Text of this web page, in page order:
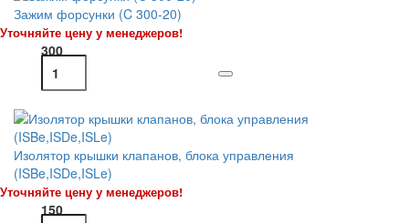
Зажим форсунки (C 300-20)
Уточняйте цену у менеджеров!
300
Изолятор крышки клапанов, блока управления
(ISBe,ISDe,ISLe)
Уточняйте цену у менеджеров!
150